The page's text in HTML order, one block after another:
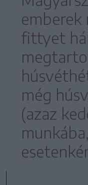
emberek
fittyet
még
(azaz